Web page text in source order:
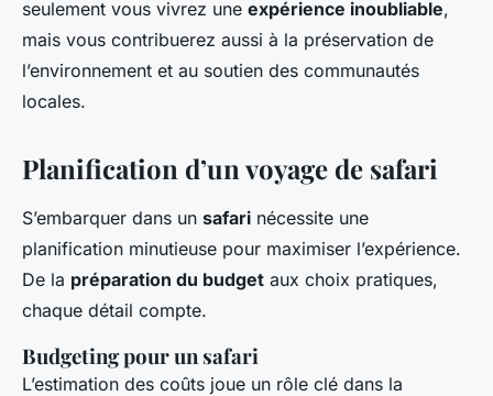
seulement vous vivrez une expérience inoubliable,
mais vous contribuerez aussi à la préservation de
l’environnement et au soutien des communautés
locales.
Planification d’un voyage de safari
S’embarquer dans un safari nécessite une
planification minutieuse pour maximiser l’expérience.
De la préparation du budget aux choix pratiques,
chaque détail compte.
Budgeting pour un safari
L’estimation des coûts joue un rôle clé dans la